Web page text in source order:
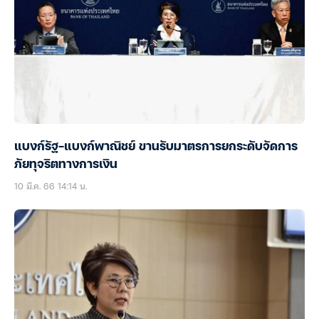
แบงก์รัฐ-แบงก์พาณิชย์ ขานรับมาตรการยกระดับจัดการ
ภัยทุจริตทางการเงิน
10 มี.ค. 66 14:14 น.